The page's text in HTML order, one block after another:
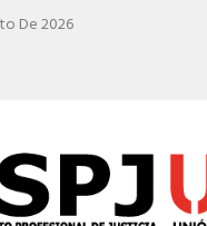
De 2026